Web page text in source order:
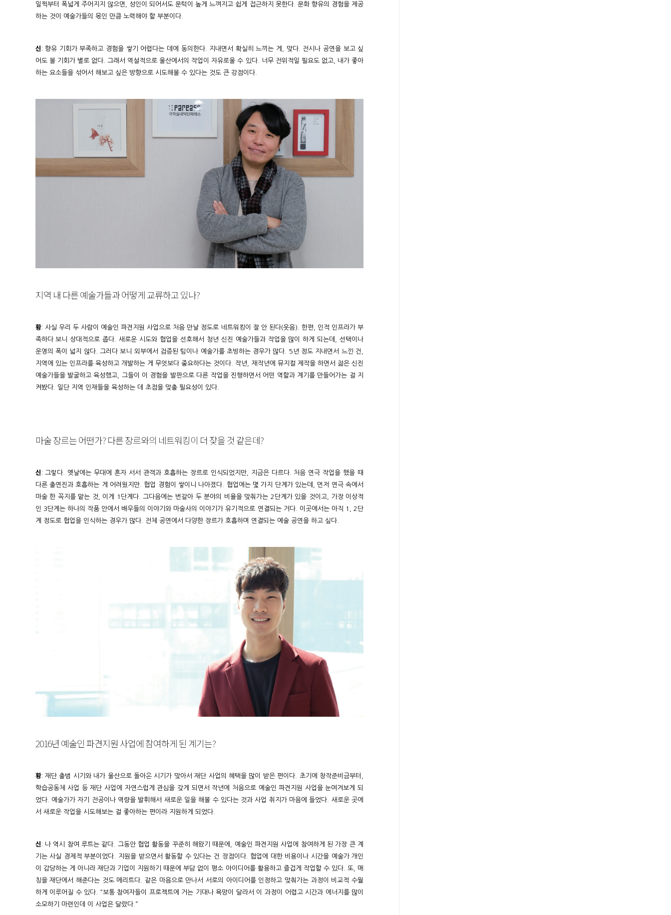
일찍부터 폭넓게 주어지지 않으면, 성인이 되어서도 문턱이 높게 느껴지고 쉽게 접근하지 못한다. 문화 향유의 경험을 제공
하는 것이 예술가들의 몫인 만큼 노력해야 할 부분이다.
신: 향유 기회가 부족하고 경험을 쌓기 어렵다는 데에 동의한다. 지내면서 확실히 느끼는 게, 맞다. 전시나 공연을 보고 싶
어도 볼 기회가 별로 없다. 그래서 역설적으로 울산에서의 작업이 자유로울 수 있다. 너무 전위적일 필요도 없고, 내가 좋아
하는 요소들을 섞어서 해보고 싶은 방향으로 시도해볼 수 있다는 것도 큰 강점이다.
지역 내 다른 예술가들과 어떻게 교류하고 있나?
황: 사실 우리 두 사람이 예술인 파견지원 사업으로 처음 만날 정도로 네트워킹이 잘 안 된다(웃음). 한편, 인적 인프라가 부
족하다 보니 상대적으로 좁다. 새로운 시도와 협업을 선호해서 청년 신진 예술가들과 작업을 많이 하게 되는데, 선택이나
운영의 폭이 넓지 않다. 그러다 보니 외부에서 검증된 팀이나 예술가를 초빙하는 경우가 많다. 5년 정도 지내면서 느낀 건,
지역에 있는 인프라를 육성하고 개발하는 게 무엇보다 중요하다는 것이다. 작년, 재작년에 뮤지컬 제작을 하면서 젊은 신진
예술가들을 발굴하고 육성했고, 그들이 이 경험을 발판으로 다른 작업을 진행하면서 어떤 역할과 계기를 만들어가는 걸 지
켜봤다. 일단 지역 인재들을 육성하는 데 초점을 맞출 필요성이 있다.
마술 장르는 어떤가? 다른 장르와의 네트워킹이 더 잦을 것 같은데?
신: 그렇다. 옛날에는 무대에 혼자 서서 관객과 호흡하는 장르로 인식되었지만, 지금은 다르다. 처음 연극 작업을 했을 때
다른 출연진과 호흡하는 게 어려웠지만. 협업 경험이 쌓이니 나아졌다. 협업에는 몇 가지 단계가 있는데, 먼저 연극 속에서
마술 한 꼭지를 맡는 것, 이게 1단계다. 그다음에는 번갈아 두 분야의 비율을 맞춰가는 2단계가 있을 것이고, 가장 이상적
인 3단계는 하나의 작품 안에서 배우들의 이야기와 마술사의 이야기가 유기적으로 연결되는 거다. 이곳에서는 아직 1, 2단
계 정도로 협업을 인식하는 경우가 많다. 전체 공연에서 다양한 장르가 호흡하며 연결되는 예술 공연을 하고 싶다.
2016년 예술인 파견지원 사업에 참여하게 된 계기는?
황: 재단 출범 시기와 내가 울산으로 돌아온 시기가 맞아서 재단 사업의 혜택을 많이 받은 편이다. 초기에 창작준비금부터,
학습공동체 사업 등 재단 사업에 자연스럽게 관심을 갖게 되면서 작년에 처음으로 예술인 파견지원 사업을 눈여겨보게 되
었다. 예술가가 자기 전공이나 역량을 발휘해서 새로운 일을 해볼 수 있다는 것과 사업 취지가 마음에 들었다. 새로운 곳에
서 새로운 작업을 시도해보는 걸 좋아하는 편이라 지원하게 되었다.
신 : 나 역시 참여 루트는 같다. 그동안 협업 활동을 꾸준히 해왔기 때문에, 예술인 파견지원 사업에 참여하게 된 가장 큰 계
기는 사실 경제적 부분이었다. 지원을 받으면서 활동할 수 있다는 건 장점이다. 협업에 대한 비용이나 시간을 예술가 개인
이 감당하는 게 아니라 재단과 기업이 지원하기 때문에 부담 없이 평소 아이디어를 활용하고 즐겁게 작업할 수 있다. 또, 매
칭을 재단에서 해준다는 것도 메리트다. 같은 마음으로 만나서 서로의 아이디어를 인정하고 맞춰가는 과정이 비교적 수월
하게 이루어질 수 있다. “보통 참여자들이 프로젝트에 거는 기대나 욕망이 달라서 이 과정이 어렵고 시간과 에너지를 많이
소모하기 마련인데 이 사업은 달랐다.”